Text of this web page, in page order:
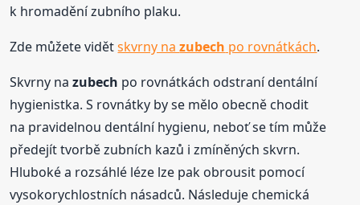
k hromadění zubního plaku.
Zde můžete vidětskvrny nazubech po rovnátkách.
Skvrny nazubech po rovnátkách odstraní dentální
hygienistka. S rovnátky by se mělo obecně chodit
na pravidelnou dentální hygienu, neboť se tím může
předejít tvorbě zubních kazů i zmíněných skvrn.
Hluboké a rozsáhlé léze lze pak obrousit pomocí
vysokorychlostních násadců. Následuje chemická